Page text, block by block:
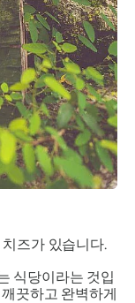
즈가 있습니다.
식당이라는 것입
끗하고 완벽하게